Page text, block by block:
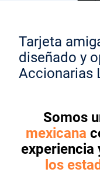
Tarjeta
diseñado y
Accionarias
Somos
mexicana
experiencia
los